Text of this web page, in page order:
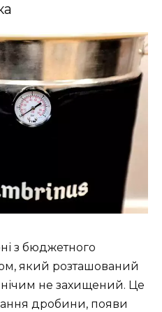
з бюджетного
який розташований
нічим не захищений. Це
дробини, появи